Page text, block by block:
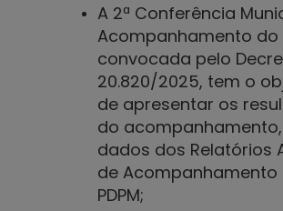
A 2ª Conferência
Acompanhamento do
convocada pelo
20.820/2025, tem o
de apresentar os
do
dados dos Relatórios
de Acompanhamento
PDPM;